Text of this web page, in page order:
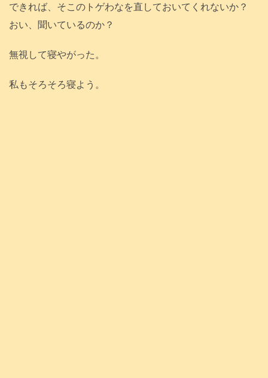
できれば、そこのトゲわなを直しておいてくれないか？
おい、聞いているのか？
無視して寝やがった。
私もそろそろ寝よう。